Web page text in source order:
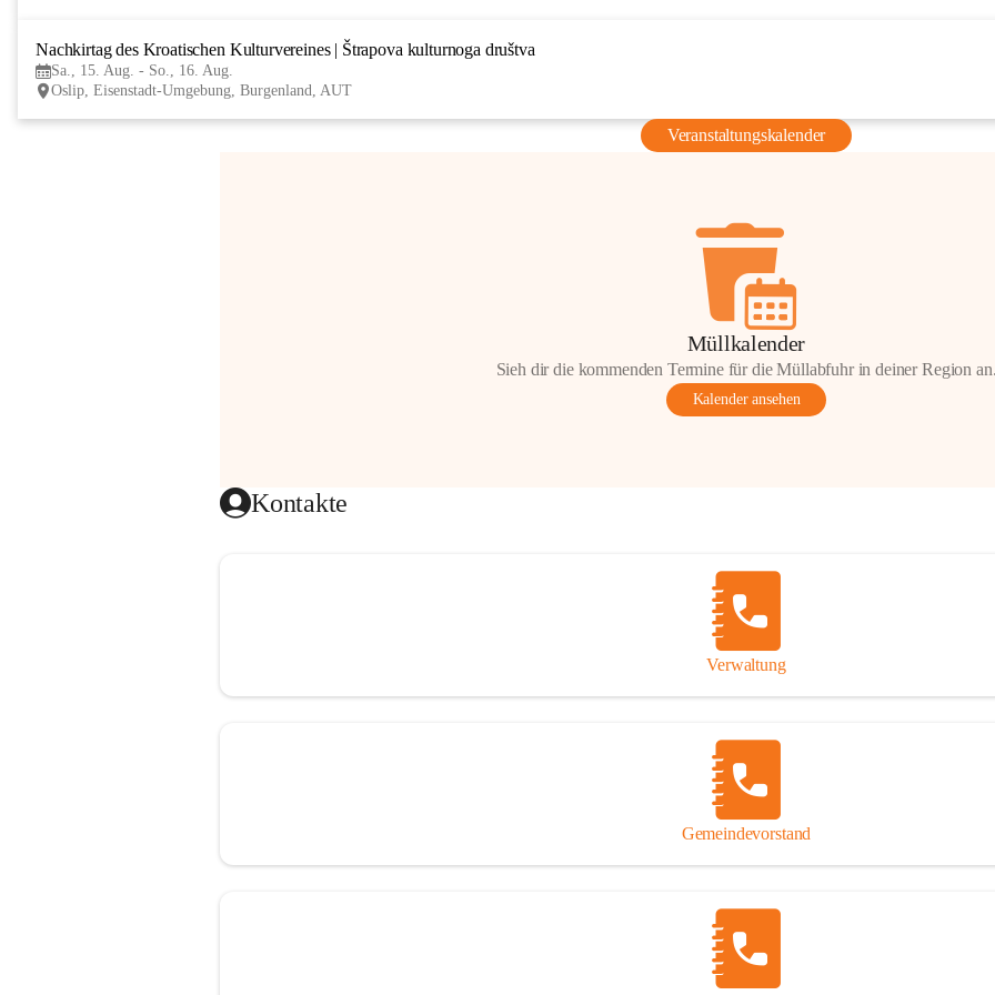
Nachkirtag des Kroatischen Kulturvereines | Štrapova kulturnoga društva
Sa., 15. Aug. - So., 16. Aug.
Oslip, Eisenstadt-Umgebung, Burgenland, AUT
Veranstaltungskalender
Müllkalender
Sieh dir die kommenden Termine für die Müllabfuhr in deiner Region an.
Kalender ansehen
Kontakte
Verwaltung
Gemeindevorstand